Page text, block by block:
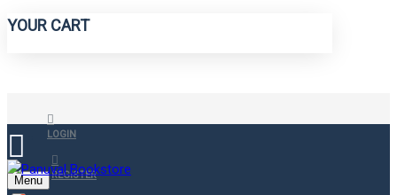
YOUR CART
LOGIN
REGISTER
Menu